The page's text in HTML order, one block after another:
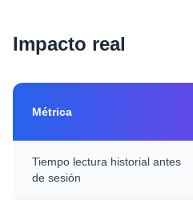
Impacto real
Métrica
Tiempo lectura historial antes
de sesión